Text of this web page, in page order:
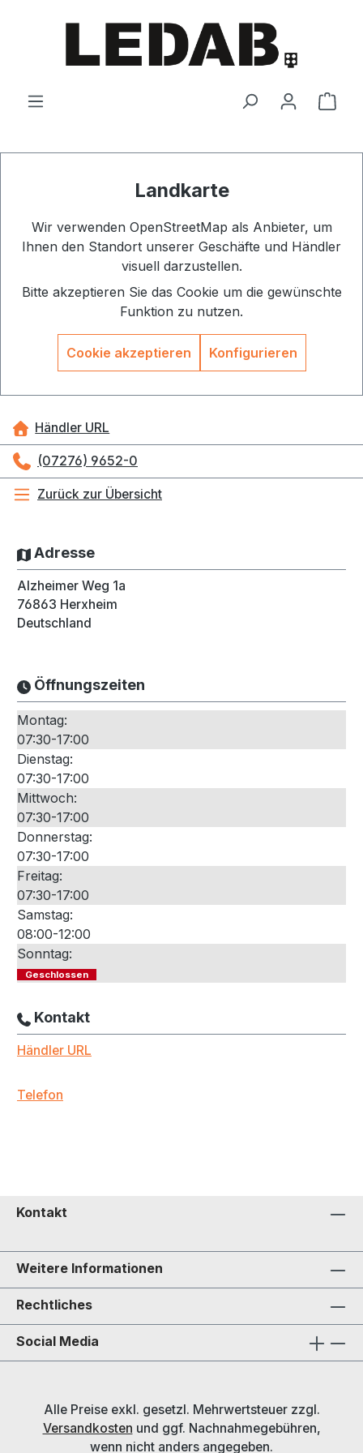
Landkarte
Wir verwenden OpenStreetMap als Anbieter, um
Ihnen den Standort unserer Geschäfte und Händler
visuell darzustellen.
Bitte akzeptieren Sie das Cookie um die gewünschte
Funktion zu nutzen.
Cookie akzeptieren Konfigurieren
Händler URL
(07276) 9652-0
Zurück zur Übersicht
Adresse
Alzheimer Weg 1a
76863 Herxheim
Deutschland
Öffnungszeiten
Montag:
07:30-17:00
Dienstag:
07:30-17:00
Mittwoch:
07:30-17:00
Donnerstag:
07:30-17:00
Freitag:
07:30-17:00
Samstag:
08:00-12:00
Sonntag:
Geschlossen
Kontakt
Händler URL
Telefon
Kontakt
Weitere Informationen
Rechtliches
Social Media
Alle Preise exkl. gesetzl. Mehrwertsteuer zzgl.
Versandkosten und ggf. Nachnahmegebühren,
wenn nicht anders angegeben.